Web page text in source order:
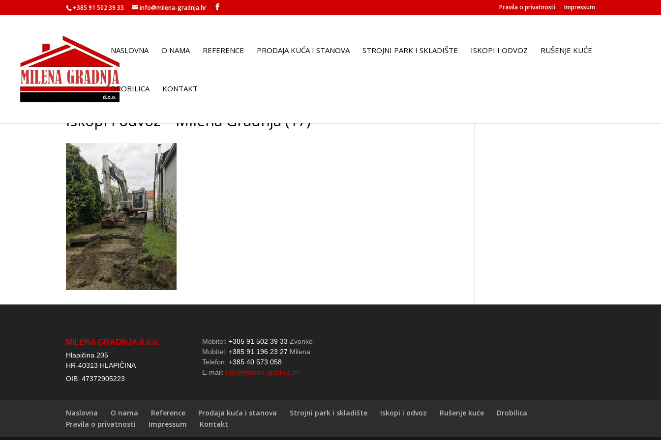
+385 91 502 39 33 info@milena-gradnja.hr Pravila o privatnosti Impressum
NASLOVNA O NAMA REFERENCE PRODAJA KUĆA I STANOVA STROJNI PARK I SKLADIŠTE ISKOPI I ODVOZ RUŠENJE KUĆE
DROBILICA KONTAKT
Iskopi i odvoz – Milena Gradnja (17)
MILENA GRADNJA d.o.o.
Hlapičina 205
HR-40313 HLAPIČINA
OIB: 47372905223
Mobitel: +385 91 502 39 33Zvonko
Mobitel: +385 91 196 23 27 Milena
Telefon: +385 40 573 058
E-mail: info@milena-gradnja.hr
Naslovna O nama Reference Prodaja kuća i stanova Strojni park i skladište Iskopi i odvoz Rušenje kuće
Drobilica
Pravila o privatnosti
Impressum Kontakt